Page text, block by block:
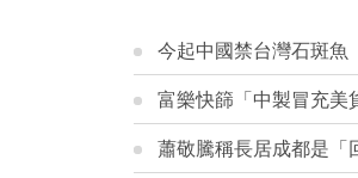
今起中國禁台灣石斑
富樂快篩「中製冒充
蕭敬騰稱長居成都是